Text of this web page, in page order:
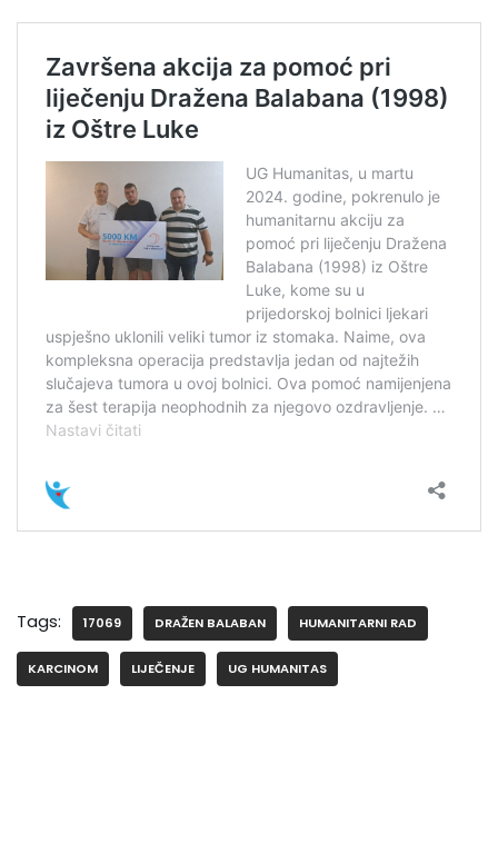
Tags: 17069 DRAŽEN BALABAN HUMANITARNI RAD
KARCINOM LIJEČENJE UG HUMANITAS